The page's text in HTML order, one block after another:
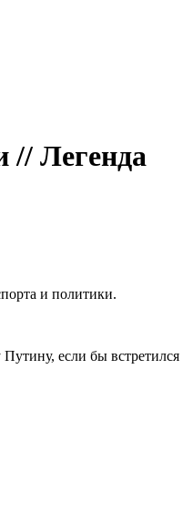
// Легенда
и политики.
если бы встретился